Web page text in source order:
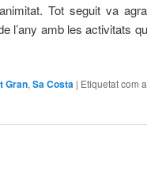
Tot seguit va
l’any amb les activitats
Gran,Sa Costa | Etiquetat com a